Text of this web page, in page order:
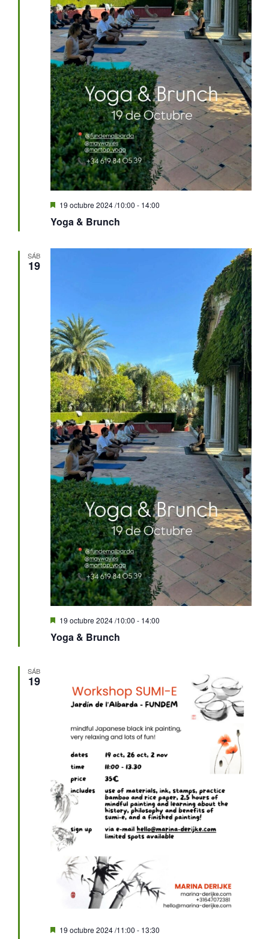
Yoga & Brunch
Destacado
19 octubre 2024 /10:00 - 14:00
SÁB
19
Yoga & Brunch
Destacado
19 octubre 2024 /10:00 - 14:00
SÁB
19
Destacado
19 octubre 2024 /11:00 - 13:30